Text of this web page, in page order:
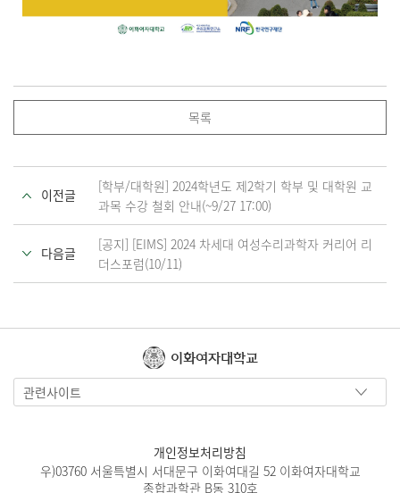
목록
이전글
[학부/대학원] 2024학년도 제2학기 학부 및 대학원 교
과목 수강 철회 안내(~9/27 17:00)
다음글
[공지] [EIMS] 2024 차세대 여성수리과학자 커리어 리
더스포럼(10/11)
이화여자대학교
관련사이트
개인정보처리방침
우)03760 서울특별시 서대문구 이화여대길 52 이화여자대학교
종합과학관 B동 310호